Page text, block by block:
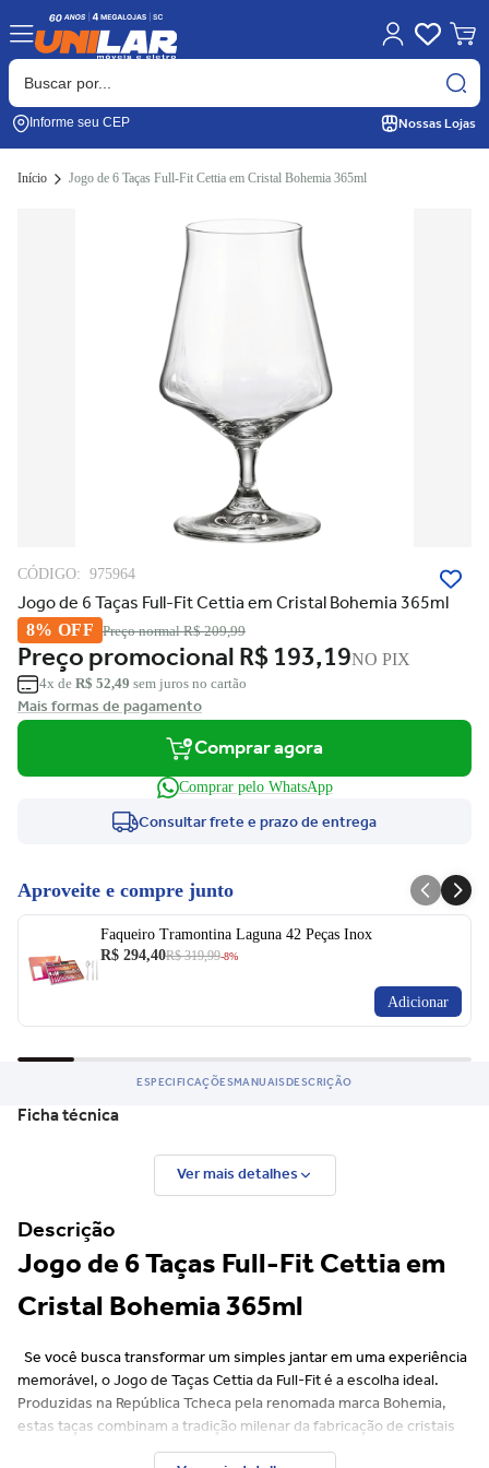
Informe seu CEP Nossas Lojas
Início Jogo de 6 Taças Full-Fit Cettia em Cristal Bohemia 365ml
CÓDIGO: 975964
Jogo de 6 Taças Full-Fit Cettia em Cristal Bohemia 365ml
8% OFF Preço normalR$ 209,99
Preço promocionalR$ 193,19NO PIX
4x de R$ 52,49 sem juros no cartão
Mais formas de pagamento
Comprar agora
Comprar pelo WhatsApp
Consultar frete e prazo de entrega
Aproveite e compre junto
Faqueiro Tramontina Laguna 42 Peças Inox
R$ 294,40R$ 319,99-8%
Adicionar
ESPECIFICAÇÕESMANUAISDESCRIÇÃO
Ficha técnica
Ver mais detalhes
Descrição
Jogo de 6 Taças Full-Fit Cettia em
Cristal Bohemia 365ml
Se você busca transformar um simples jantar em uma experiência
memorável, o Jogo de Taças Cettia da Full-Fit é a escolha ideal.
Produzidas na República Tcheca pela renomada marca Bohemia,
estas taças combinam a tradição milenar da fabricação de cristais
com um design contemporâneo e arrojado. Com um bojo largo e